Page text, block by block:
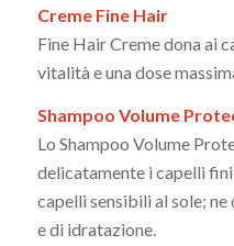
Creme Fine Hair
Fine Hair Creme dona ai
vitalità e una dose
Shampoo Volume
Lo Shampoo Volume
delicatamente i capelli
capelli sensibili al sole;
e di idratazione.